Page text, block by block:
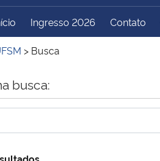
Ministério do Turismo
Principal do Sítio
Ingresso 2026 Contato
> Busca
busca: